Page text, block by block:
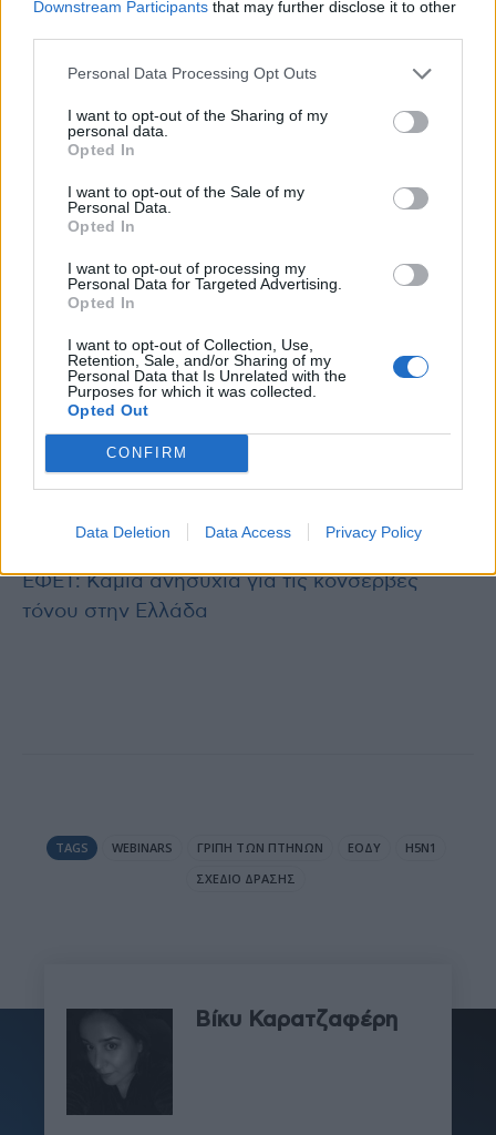
Downstream Participants that may further disclose it to other
Personal Data Processing Opt Outs
I want to opt-out of the Sharing of my
personal data.
Opted In
I want to opt-out of the Sale of my
Personal Data.
Opted In
I want to opt-out of processing my
Personal Data for Targeted Advertising.
Opted In
I want to opt-out of Collection, Use,
Retention, Sale, and/or Sharing of my
Personal Data that Is Unrelated with the
Purposes for which it was collected.
Opted Out
CONFIRM
Data Deletion Data Access Privacy Policy
παραδείγματα, ώστε να τον βοηθήσει να
αντιληφθεί πόσο βοηθούν τα εμβόλια.
καταρτιστεί από τον ΕΟΔΥ, την Εθνική
Επιτροπή Εμβολιασμών και τον διακεκριμένο
ομότιμο καθηγητή Χρήστο Λιονή, που
θεωρείται ο «πατέρας» της Γενικής Ιατρικής
Ελλάδα.
Διαβάστε επίσης
Πανελλήνιο Καρδιολογικό Συνέδριο: Η
σύγχρονη γνώση για την καρδιαγγειακή
ιατρική
ΕΦΕΤ: Καμία ανησυχία για τις κονσέρβες
τόνου στην Ελλάδα
TAGS WEBINARS ΓΡΊΠΗ ΤΩΝ ΠΤΗΝΏΝ ΕΟΔΥ
Η5Ν1
ΣΧΈΔΙΟ ΔΡΆΣΗΣ
Βίκυ Καρατζαφέρη